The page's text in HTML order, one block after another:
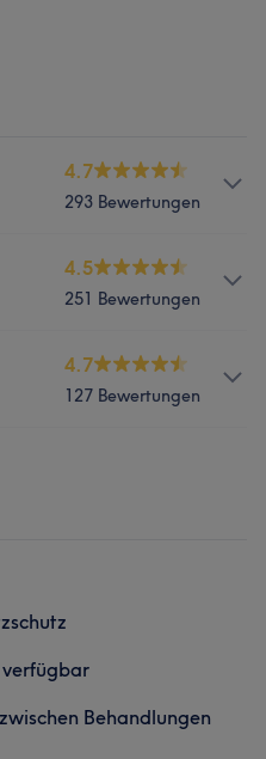
4.7
293 Bewertungen
4.5
251 Bewertungen
4.7
127 Bewertungen
verfügbar
Behandlungen